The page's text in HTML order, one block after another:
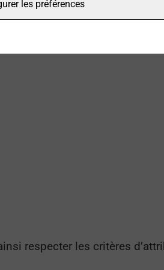
respecter les critères
les préférences